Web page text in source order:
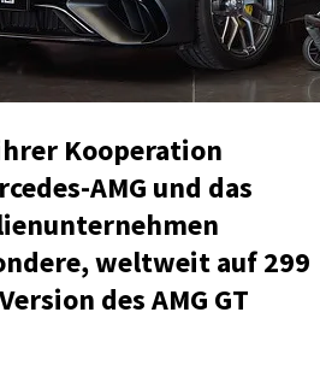
Kooperation
AMG und das
weltweit auf 299
des AMG GT